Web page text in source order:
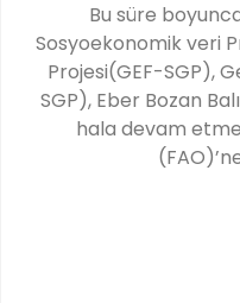
Bu süre
Sosyoekonomik veri
Projesi(GEF-SGP),
SGP), Eber Bozan
hala devam